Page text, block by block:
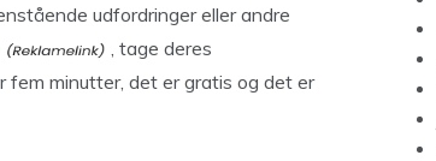
udfordringer eller andre
, tage deres
fem minutter, det er gratis og det er